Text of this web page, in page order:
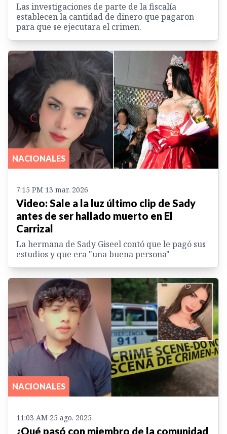
Las investigaciones de parte de la fiscalía
establecen la cantidad de dinero que pagaron
para que se ejecutara el crimen.
NACIONALES
7:15 PM 13 mar. 2026
Video: Sale a la luz último clip de Sady
antes de ser hallado muerto en El
Carrizal
La hermana de Sady Giseel contó que le pagó sus
estudios y que era "una buena persona"
NACIONALES
11:03 AM 25 ago. 2025
¿Qué pasó con miembro de la comunidad